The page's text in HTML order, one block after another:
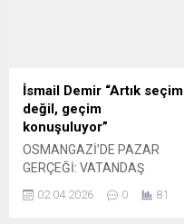
İsmail Demir “Artık seçim
değil, geçim
konuşuluyor”
OSMANGAZİ’DE PAZAR
GERÇEĞİ: VATANDAŞ
SATAMIYOR Bursa’nın en
02.04.2026 0 81